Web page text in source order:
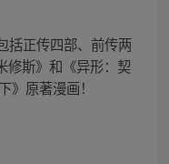
括正传四部、前传两
修斯》和《异形：契
》原著漫画！